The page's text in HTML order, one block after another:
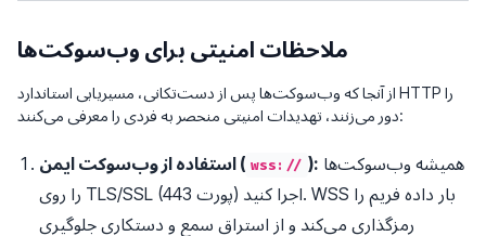
ملاحظات امنیتی برای وب‌سوکت‌ها
از آنجا که وب‌سوکت‌ها پس از دست‌تکانی، مسیریابی استاندارد HTTP را
دور می‌زنند، تهدیدات امنیتی منحصر به فردی را معرفی می‌کنند:
استفاده از وب‌سوکت ایمن ( wss:// ):
را روی TLS/SSL (پورت 443) اجرا کنید. WSS بار داده فریم را
رمزگذاری می‌کند و از استراق سمع و دستکاری جلوگیری